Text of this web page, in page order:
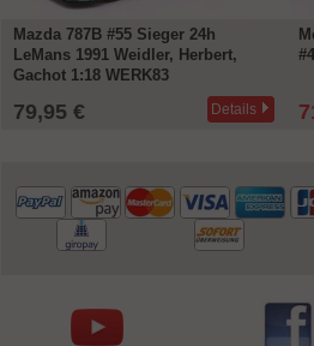
Mazda 787B #55 Sieger 24h
LeMans 1991 Weidler, Herbert,
Gachot 1:18 WERK83
79,95 € Details